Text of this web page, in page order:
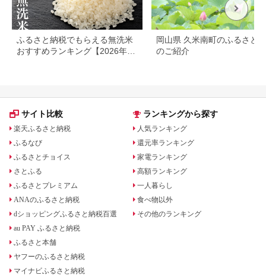
ふるさと納税でもらえる無洗米
おすすめランキング【2026年最
岡山県 久米南町のふるさと
のご紹介
サイト比較
楽天ふるさと納税
ふるなび
ふるさとチョイス
さとふる
ふるさとプレミアム
ANAのふるさと納税
dショッピングふるさと納税百選
au PAY ふるさと納税
ふるさと本舗
ヤフーのふるさと納税
マイナビふるさと納税
ランキングから探す
人気ランキング
還元率ランキング
家電ランキング
高額ランキング
一人暮らし
食べ物以外
その他のランキング